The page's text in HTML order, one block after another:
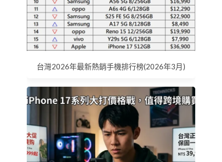
台灣2026年最新熱銷手機排行榜(2026年3月)